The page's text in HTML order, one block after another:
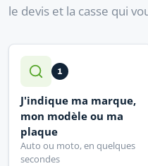
le devis et la casse qui
1
J'indique ma marque,
mon modèle ou ma
plaque
Auto ou moto, en quelques
secondes